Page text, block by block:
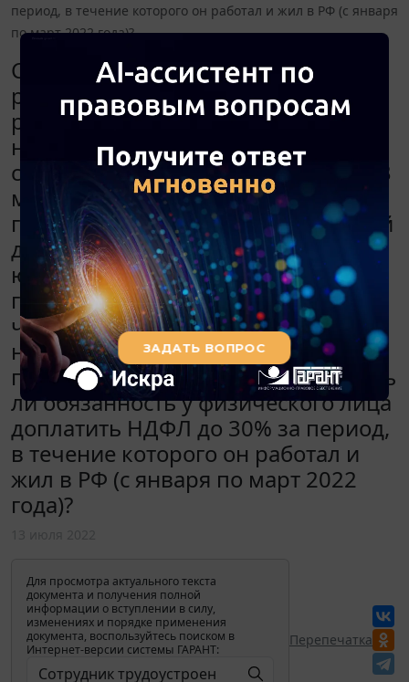
период, в течение которого он работал и жил в РФ (с января
по март 2022 года)?
Сотрудник трудоустроен в
российской организации,
работодатель в качестве
налогового агента уплачивает за
сотрудника НДФЛ в размере 13%. В
марте 2022 года физическое лицо,
гражданин РФ, расторгает трудовой
договор с российским
юридическим лицом и уезжает за
границу. На конец года этот
человек становится налоговым
нерезидентом РФ (проведет за
пределами РФ более 183 дней). Есть
ли обязанность у физического лица
доплатить НДФЛ до 30% за период,
в течение которого он работал и
жил в РФ (с января по март 2022
года)?
Для просмотра актуального текста
документа и получения полной
информации о вступлении в силу,
изменениях и порядке применения
документа, воспользуйтесь поиском в
Интернет-версии системы ГАРАНТ:
Перепечатка